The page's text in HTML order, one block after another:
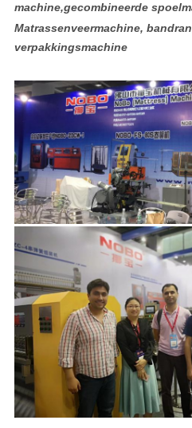
machine,gecombineerde
Matrassenveermachine,
verpakkingsmachine